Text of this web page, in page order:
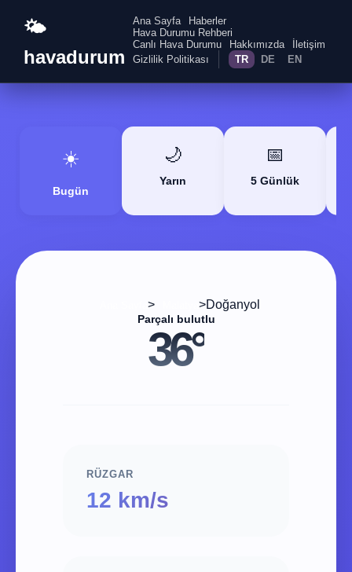
🌤️
havadurum
Ana Sayfa
Haberler
Hava Durumu Rehberi
Canlı Hava Durumu
Hakkımızda
İletişim
Gizlilik Politikası
TR DE EN
☀️
Bugün
🌙
Yarın
📅
5 Günlük
> >Doğanyol
Parçalı bulutlu
36°
RÜZGAR
12 km/s